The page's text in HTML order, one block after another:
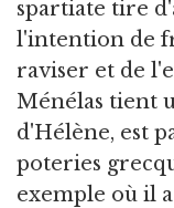
spartiate tire
l'intention de
raviser et de
Ménélas tient
d'Hélène, est
poteries
exemple où il